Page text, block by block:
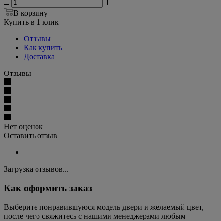
В корзину
Купить в 1 клик
Отзывы
Как купить
Доставка
Отзывы
Нет оценок
Оставить отзыв
Загрузка отзывов...
Как оформить заказ
Выберите понравившуюся модель двери и желаемый цвет,
после чего свяжитесь с нашими менеджерами любым